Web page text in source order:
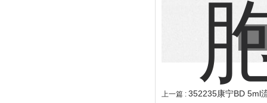
上一篇 : 352235康宁BD 5ml